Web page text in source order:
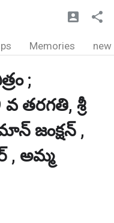
Memories new
;
తరగతి, శ్రీ
జంక్షన్ ,
, అమ్మ